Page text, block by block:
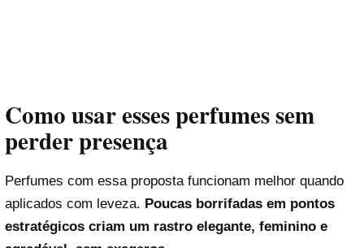
Como usar esses perfumes sem
perder presença
Perfumes com essa proposta funcionam melhor quando
aplicados com leveza. Poucas borrifadas em pontos
estratégicos criam um rastro elegante, feminino e